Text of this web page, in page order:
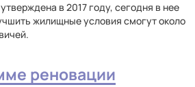
в 2017 году, сегодня в нее
жилищные условия смогут около
реновации